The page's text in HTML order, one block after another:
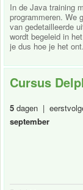
In de Java training
programmeren. We
van gedetailleerde
wordt begeleid in
je dus hoe je het
Cursus
5 dagen |
september